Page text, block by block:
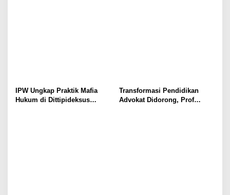
IPW Ungkap Praktik Mafia
Hukum di Dittipideksus
Transformasi Pendidikan
Advokat Didorong, Prof